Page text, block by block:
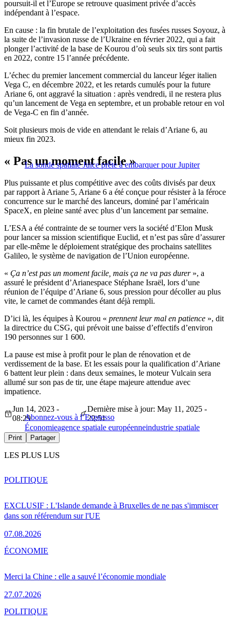
poursuit-il et l’Europe se retrouve quasiment privée d’accès
indépendant à l’espace.
En cause : la fin brutale de l’exploitation des fusées russes Soyouz, à
la suite de l’invasion russe de l’Ukraine en février 2022, qui a fait
plonger l’activité de la base de Kourou d’où seuls six tirs sont partis
en 2022, contre 15 l’année précédente.
L’échec du premier lancement commercial du lanceur léger italien
Vega C, en décembre 2022, et les retards cumulés pour la future
Ariane 6, ont aggravé la situation : après vendredi, il ne restera plus
qu’un lancement de Vega en septembre, et un probable retour en vol
de Vega-C en fin d’année.
Soit plusieurs mois de vide en attendant le relais d’Ariane 6, au
mieux fin 2023.
La sonde spatiale Juice prête à embarquer pour Jupiter
« Pas un moment facile »
Plus puissante et plus compétitive avec des coûts divisés par deux
par rapport à Ariane 5, Ariane 6 a été conçue pour résister à la féroce
concurrence sur le marché des lanceurs, dominé par l’américain
SpaceX, en pleine santé avec plus d’un lancement par semaine.
L’ESA a été contrainte de se tourner vers la société d’Elon Musk
pour lancer sa mission scientifique Euclid, et n’est pas sûre d’assurer
par elle-même le déploiement stratégique des prochains satellites
Galileo, le système de navigation de l’Union européenne.
« Ça n’est pas un moment facile, mais ça ne va pas durer », a
assuré le président d’Arianespace Stéphane Israël, lors d’une
réunion de l’équipe d’Ariane 6, sous pression pour décoller au plus
vite, le carnet de commandes étant déjà rempli.
D’ici là, les équipes à Kourou « prennent leur mal en patience », dit
la directrice du CSG, qui prévoit une baisse d’effectifs d’environ
190 personnes sur 1 600.
La pause est mise à profit pour le plan de rénovation et de
verdissement de la base. Et les essais pour la qualification d’Ariane
6 battent leur plein : dans deux semaines, le moteur Vulcain sera
allumé sur son pas de tir, une étape majeure attendue avec
impatience.
Abonnez-vous à l’Expresso
Jun 14, 2023 -
08:29
Dernière mise à jour: May 11, 2025 -
22:51
Économieagence spatiale européenneindustrie spatiale
Print Partager
LES PLUS LUS
EXCLUSIF : L'Islande demande à Bruxelles de ne pas s'immiscer
dans son référendum sur l'UE
07.08.2026
POLITIQUE
Merci la Chine : elle a sauvé l’économie mondiale
27.07.2026
ÉCONOMIE
POLITIQUE